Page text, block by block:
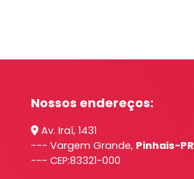
Nossos endereços:
Av. Iraí, 1431
--- Vargem Grande, Pinhais-PR
--- CEP:83321-000